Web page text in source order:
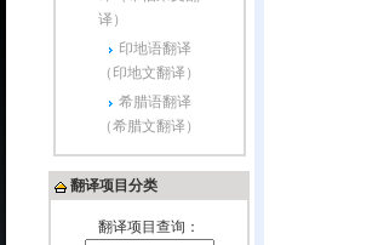
译）
印地语翻译
（印地文翻译）
希腊语翻译
（希腊文翻译）
翻译项目分类
翻译项目查询：